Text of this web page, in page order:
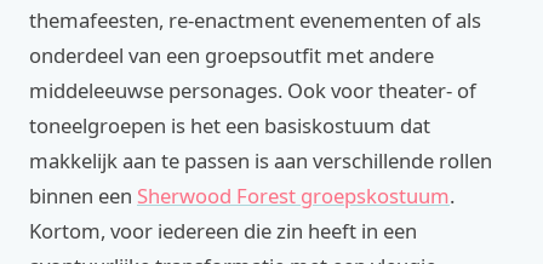
themafeesten, re-enactment evenementen of als
onderdeel van een groepsoutfit met andere
middeleeuwse personages. Ook voor theater- of
toneelgroepen is het een basiskostuum dat
makkelijk aan te passen is aan verschillende rollen
binnen een Sherwood Forest groepskostuum.
Kortom, voor iedereen die zin heeft in een